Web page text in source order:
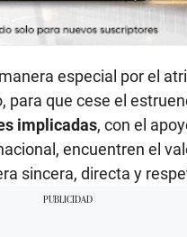
especial por el
para que cese el
implicadas, con el
encuentren el
sincera, directa y